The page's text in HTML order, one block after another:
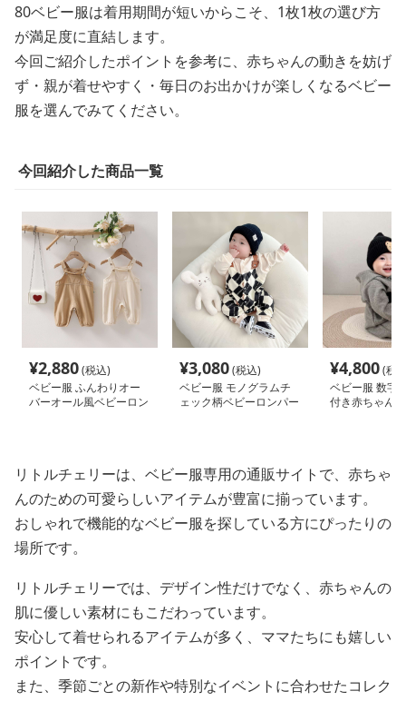
80ベビー服は着用期間が短いからこそ、1枚1枚の選び方
が満足度に直結します。
今回ご紹介したポイントを参考に、赤ちゃんの動きを妨げ
ず・親が着せやすく・毎日のお出かけが楽しくなるベビー
服を選んでみてください。
今回紹介した商品一覧
¥2,880(税込)
ベビー服 ふんわりオー
バーオール風ベビーロン
¥3,080(税込)
ベビー服 モノグラムチ
ェック柄ベビーロンパー
¥4,800(税
ベビー服 数字
付き赤ちゃん
リトルチェリーは、ベビー服専用の通販サイトで、赤ちゃ
んのための可愛らしいアイテムが豊富に揃っています。
おしゃれで機能的なベビー服を探している方にぴったりの
場所です。
リトルチェリーでは、デザイン性だけでなく、赤ちゃんの
肌に優しい素材にもこだわっています。
安心して着せられるアイテムが多く、ママたちにも嬉しい
ポイントです。
また、季節ごとの新作や特別なイベントに合わせたコレク